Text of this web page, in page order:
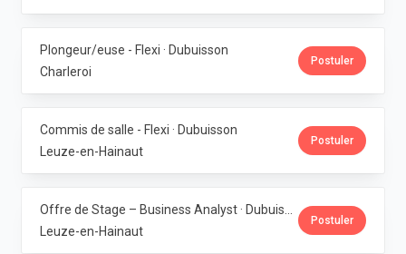
Plongeur/euse - Flexi · Dubuisson
Charleroi
Postuler
Commis de salle - Flexi · Dubuisson
Leuze-en-Hainaut
Postuler
Leuze-en-Hainaut
Postuler